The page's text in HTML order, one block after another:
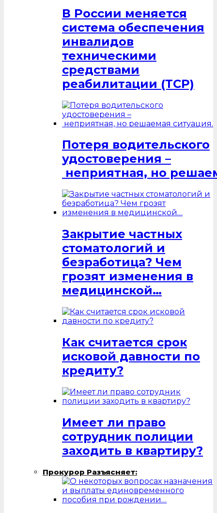
В России меняется
система обеспечения
инвалидов
техническими
средствами
реабилитации (ТСР)
Потеря водительского
удостоверения –
неприятная, но
Закрытие частных
стоматологий и
безработица? Чем
грозят изменения в
медицинской…
Как считается срок
исковой давности по
кредиту?
Имеет ли право
сотрудник полиции
заходить в квартиру?
Прокурор Разъясняет: